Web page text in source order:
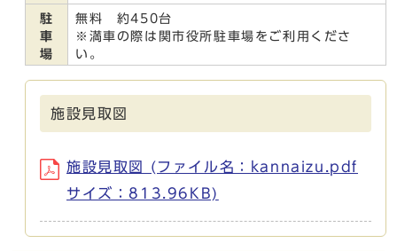
駐
車
場
無料 約450台
※満車の際は関市役所駐車場をご利用くださ
い。
施設見取図
施設見取図 (ファイル名：kannaizu.pdf
サイズ：813.96KB)